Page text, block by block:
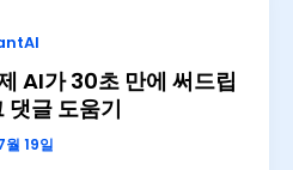
AI가 30초 만에 써드립
글 도움기
19일